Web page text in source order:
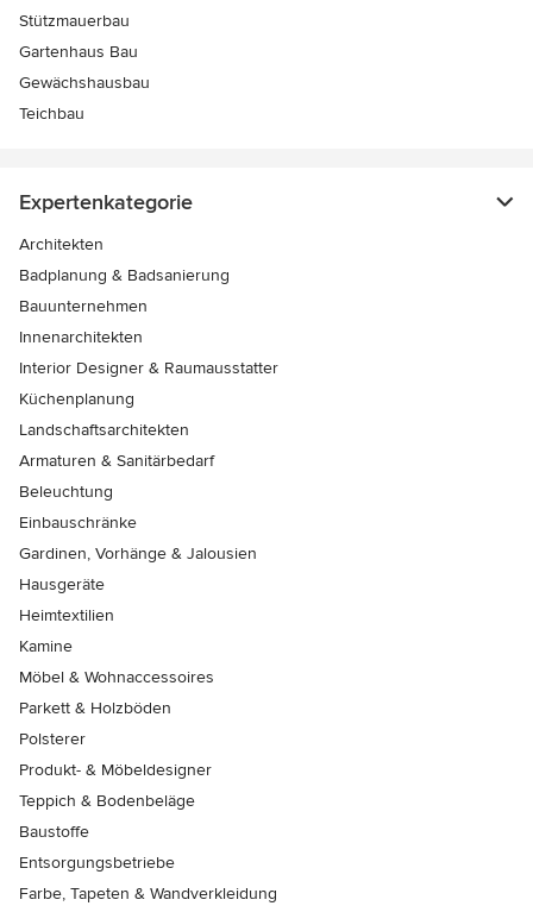
Stützmauerbau
Gartenhaus Bau
Gewächshausbau
Teichbau
Expertenkategorie
Architekten
Badplanung & Badsanierung
Bauunternehmen
Innenarchitekten
Interior Designer & Raumausstatter
Küchenplanung
Landschaftsarchitekten
Armaturen & Sanitärbedarf
Beleuchtung
Einbauschränke
Gardinen, Vorhänge & Jalousien
Hausgeräte
Heimtextilien
Kamine
Möbel & Wohnaccessoires
Parkett & Holzböden
Polsterer
Produkt- & Möbeldesigner
Teppich & Bodenbeläge
Baustoffe
Entsorgungsbetriebe
Farbe, Tapeten & Wandverkleidung